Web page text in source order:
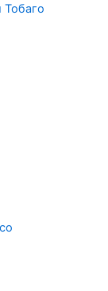
Тобаго